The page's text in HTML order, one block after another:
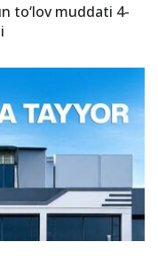
to‘lov muddati 4-